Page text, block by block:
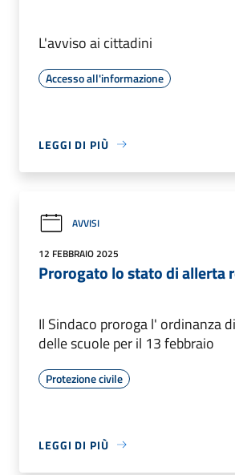
L'avviso ai cittadini
Accesso all'informazione
LEGGI DI PIÙ
AVVISI
12 FEBBRAIO 2025
Prorogato lo stato di allerta
Il Sindaco proroga l' ordinanza
delle scuole per il 13 febbraio
Protezione civile
LEGGI DI PIÙ